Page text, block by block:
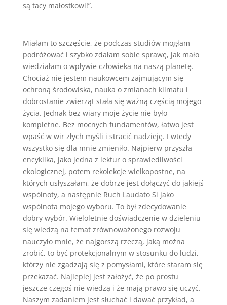
są tacy małostkowi!”.
Miałam to szczęście, że podczas studiów mogłam
podróżować i szybko zdałam sobie sprawę, jak mało
wiedziałam o wpływie człowieka na naszą planetę.
Chociaż nie jestem naukowcem zajmującym się
ochroną środowiska, nauka o zmianach klimatu i
dobrostanie zwierząt stała się ważną częścią mojego
życia. Jednak bez wiary moje życie nie było
kompletne. Bez mocnych fundamentów, łatwo jest
wpaść w wir złych myśli i stracić nadzieję. I wtedy
wszystko się dla mnie zmieniło. Najpierw przyszła
encyklika, jako jedna z lektur o sprawiedliwości
ekologicznej, potem rekolekcje wielkopostne, na
których usłyszałam, że dobrze jest dołączyć do jakiejś
wspólnoty, a następnie Ruch Laudato Si jako
wspólnota mojego wyboru. To był zdecydowanie
dobry wybór. Wieloletnie doświadczenie w dzieleniu
się wiedzą na temat zrównoważonego rozwoju
nauczyło mnie, że najgorszą rzeczą, jaką można
zrobić, to być protekcjonalnym w stosunku do ludzi,
którzy nie zgadzają się z pomysłami, które staram się
przekazać. Najlepiej jest założyć, że po prostu
jeszcze czegoś nie wiedzą i że mają prawo się uczyć.
Naszym zadaniem jest słuchać i dawać przykład, a